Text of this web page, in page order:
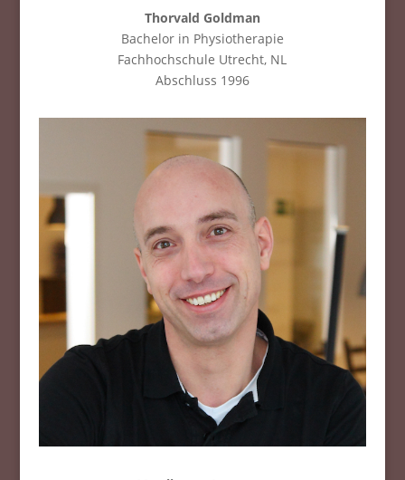
Thorvald Goldman
Bachelor in Physiotherapie
Fachhochschule Utrecht, NL
Abschluss 1996